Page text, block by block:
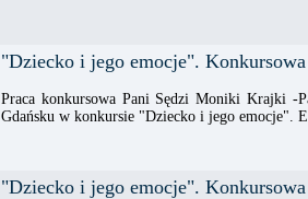
"Dziecko i jego emocje".
Praca konkursowa Pani Sędzi Moniki Krajki -
Gdańsku w konkursie "Dziecko i jego emocje".
"Dziecko i jego emocje".